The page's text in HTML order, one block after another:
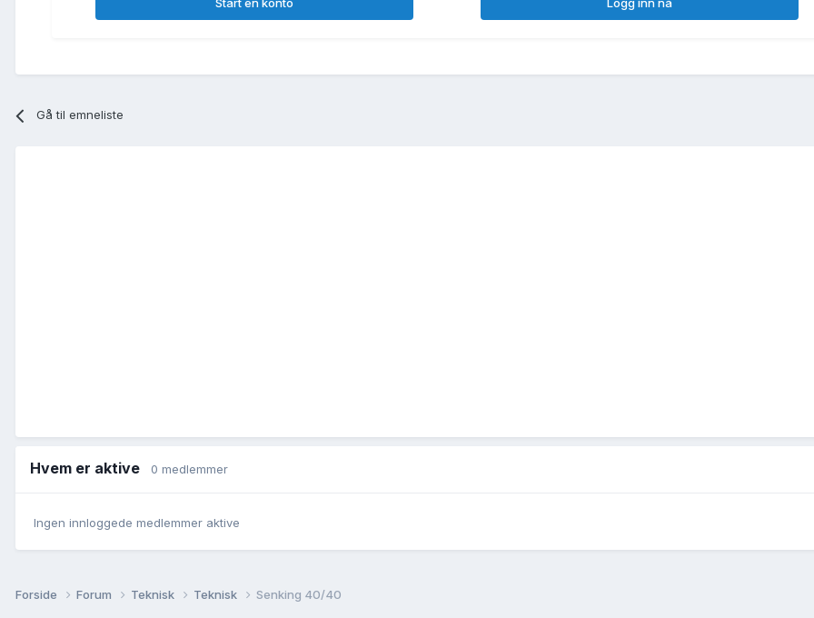
Gå til emneliste
Hvem er aktive 0 medlemmer
Ingen innloggede medlemmer aktive
Forside Forum Teknisk Teknisk Senking 40/40